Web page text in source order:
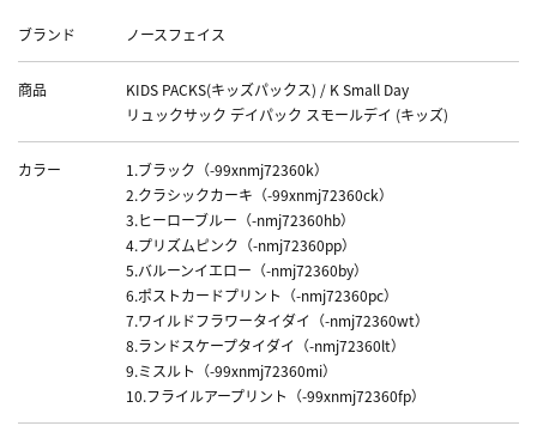
ブランド
ノースフェイス
商品
KIDS PACKS(キッズパックス) / K Small Day
リュックサック デイパック スモールデイ (キッズ)
カラー
1.ブラック（-99xnmj72360k）
2.クラシックカーキ（-99xnmj72360ck）
3.ヒーローブルー（-nmj72360hb）
4.プリズムピンク（-nmj72360pp）
5.バルーンイエロー（-nmj72360by）
6.ポストカードプリント（-nmj72360pc）
7.ワイルドフラワータイダイ（-nmj72360wt）
8.ランドスケープタイダイ（-nmj72360lt）
9.ミスルト（-99xnmj72360mi）
10.フライルアープリント（-99xnmj72360fp）